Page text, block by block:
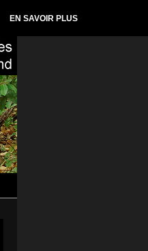
EN SAVOIR PLUS